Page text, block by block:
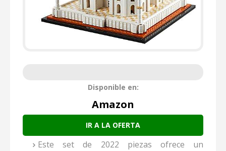
Disponible en:
Amazon
IR A LA OFERTA
Este set de 2022 piezas ofrece un